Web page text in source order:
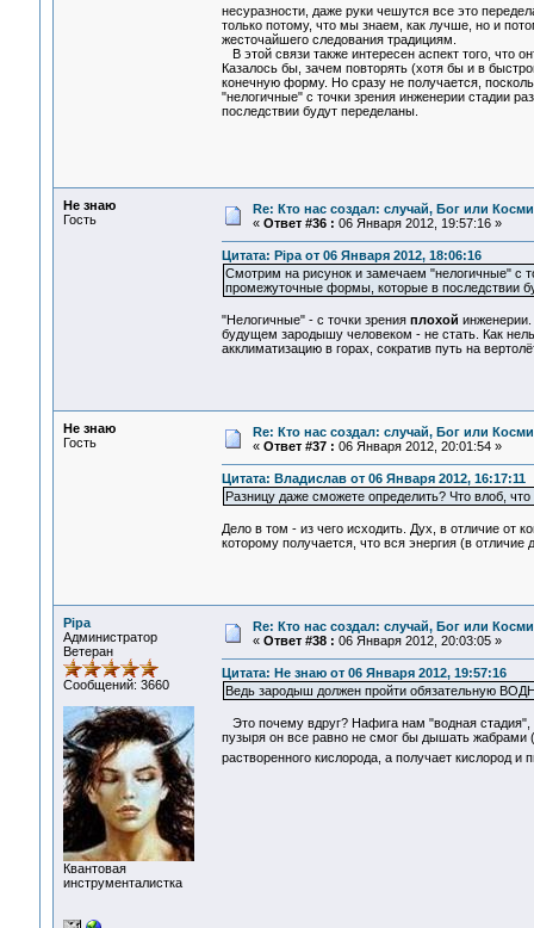
несуразности, даже руки чешутся все это
только потому, что мы знаем, как лучше, но и
жесточайшего следования традициям.
В этой связи также интересен аспект того, что
Казалось бы, зачем повторять (хотя бы и в
конечную форму. Но сразу не получается,
"нелогичные" с точки зрения инженерии стадии
последствии будут переделаны.
Не знаю
Гость
Re: Кто нас создал: случай, Бог или
« Ответ #36 : 06 Января 2012, 19:57:16 »
Цитата: Pipa от 06 Января 2012, 18:06:16
Смотрим на рисунок и замечаем "нелогичные" с
промежуточные формы, которые в последствии
"Нелогичные" - с точки зрения плохой
будущем зародышу человеком - не стать. Как
акклиматизацию в горах, сократив путь на
Не знаю
Гость
Re: Кто нас создал: случай, Бог или
« Ответ #37 : 06 Января 2012, 20:01:54 »
Цитата: Владислав от 06 Января 2012, 16:17:11
Разницу даже сможете определить? Что влоб, что
Дело в том - из чего исходить. Дух, в отличие от
которому получается, что вся энергия (в
Pipa
Администратор
Ветеран
Сообщений: 3660
Квантовая
инструменталистка
Re: Кто нас создал: случай, Бог или
« Ответ #38 : 06 Января 2012, 20:03:05 »
Цитата: Не знаю от 06 Января 2012, 19:57:16
Ведь зародыш должен пройти обязательную
Это почему вдруг? Нафига нам "водная
пузыря он все равно не смог бы дышать жабрами
растворенного кислорода, а получает кислород